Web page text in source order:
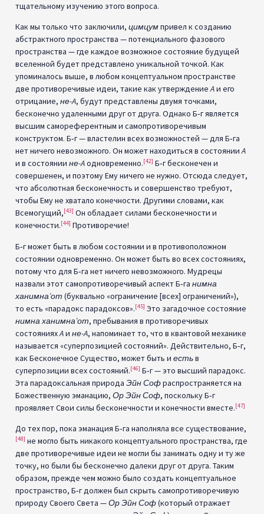
тщательному изучению этого вопроса.
Как мы только что заключили, цимцумпривел к созданию
абстрактного пространства — потенциального фазового
пространства — где каждое возможное состояние будущей
вселенной будет представлено уникальной точкой. Как
упоминалось выше, в любом концептуальном пространстве
две противоречивые идеи, такие как утверждениеAи его
отрицание, не-A, будут представлены двумя точками,
бесконечно удаленными друг от друга. Однако Б‑г является
высшим самореферентным и самопротиворечивым
конструктом. Б‑г — властелин всех возможностей — для Б‑га
нет ничего невозможного. Он может находиться в состоянииA
и в состоянии не-Aодновременно.[42] Б‑г бесконечен и
совершенен, и поэтому Ему ничего не нужно. Отсюда следует,
что абсолютная бесконечность и совершенство требуют,
чтобы Ему не хватало конечности. Другими словами, как
Всемогущий,[43] Он обладает силами бесконечности и
конечности.[44] Противоречие!
Б‑г может быть в любом состоянии и в противоположном
состоянии одновременно. Он может быть во всех состояниях,
потому что для Б‑га нет ничего невозможного. Мудрецы
назвали этот самопротиворечивый аспект Б‑га нимна
ханимна’от (буквально «ограничение [всех] ограничений»),
то есть «парадокс парадоксов».[45] Это загадочное состояние
нимна ханимна’от, пребывания в противоречивых
состоянияхAи не-A, напоминает то, что в квантовой механике
называется «суперпозицией состояний». Действительно, Б‑г,
как Бесконечное Существо, может быть и естьв
суперпозиции всех состояний.[46] Б‑г — это высший парадокс.
Эта парадоксальная природа Эйн Софраспространяется на
Божественную эманацию, Ор Эйн Соф, поскольку Б‑г
проявляет Свои силы бесконечности и конечности вместе.[47]
До тех пор, пока эманация Б‑га наполняла все существование,
[48] не могло быть никакого концептуального пространства, где
две противоречивые идеи не могли бы занимать одну и ту же
точку, но были бы бесконечно далеки друг от друга. Таким
образом, прежде чем можно было создать концептуальное
пространство, Б‑г должен был скрыть самопротиворечивую
природу Своего Света —Ор Эйн Соф(который отражает